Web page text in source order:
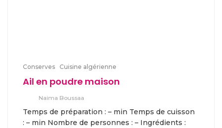
Conserves Cuisine algérienne
Ail en poudre maison
Naima Boussaa
Temps de préparation : – min Temps de cuisson
: – min Nombre de personnes : – Ingrédients :